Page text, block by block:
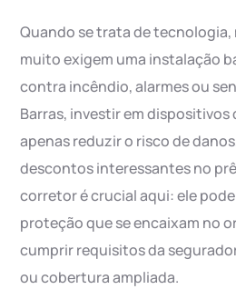
Quando se trata de
muito exigem uma instalação
contra incêndio, alarmes ou
Barras, investir em
apenas reduzir o risco de
descontos interessantes no
corretor é crucial aqui: ele
proteção que se encaixam no
cumprir requisitos da
ou cobertura ampliada.